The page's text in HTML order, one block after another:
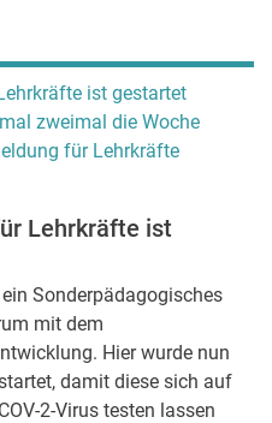
ist gestartet
zweimal die Woche
für Lehrkräfte
Lehrkräfte ist
Sonderpädagogisches
mit dem
Hier wurde nun
damit diese sich auf
2-Virus testen lassen